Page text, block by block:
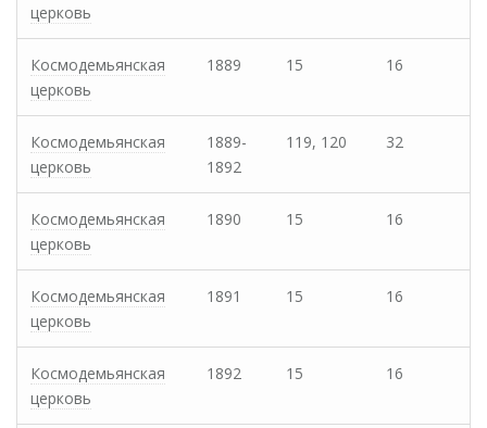
церковь
Космодемьянская
церковь
1889 15 16
Космодемьянская
церковь
1889-
1892
119, 120 32
Космодемьянская
церковь
1890 15 16
Космодемьянская
церковь
1891 15 16
Космодемьянская
церковь
1892 15 16